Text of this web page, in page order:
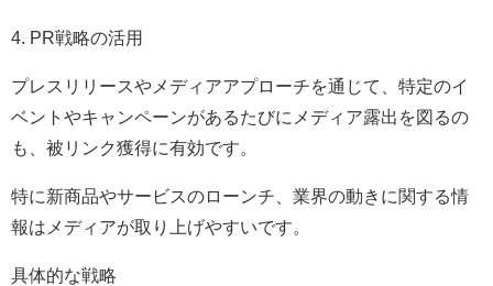
4. PR戦略の活用
プレスリリースやメディアアプローチを通じて、特定のイ
ベントやキャンペーンがあるたびにメディア露出を図るの
も、被リンク獲得に有効です。
特に新商品やサービスのローンチ、業界の動きに関する情
報はメディアが取り上げやすいです。
具体的な戦略